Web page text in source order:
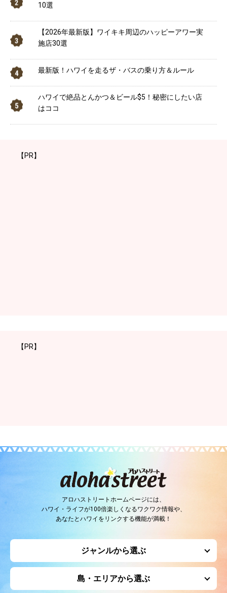
10選
【2026年最新版】ワイキキ周辺のハッピーアワー実
施店30選
最新版！ハワイを走るザ・バスの乗り方＆ルール
ハワイで絶品とんかつ＆ビール$5！秘密にしたい店
はココ
【PR】
【PR】
アロハストリートホームページには、
ハワイ・ライフが100倍楽しくなるワクワク情報や、
あなたとハワイをリンクする機能が満載！
ジャンルから選ぶ
島・エリアから選ぶ